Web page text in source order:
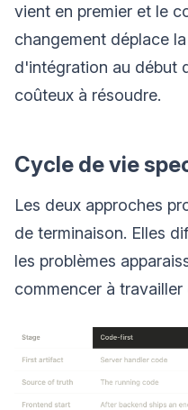
vient en premier et le
changement déplace
d'intégration au début
coûteux à résoudre.
Cycle de vie
Les deux approches
de terminaison. Elles
les problèmes
commencer à travailler